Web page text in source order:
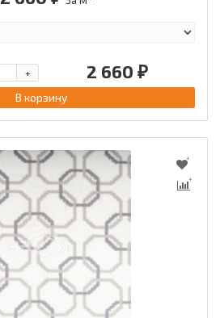
2 660 ₽
+
В корзину